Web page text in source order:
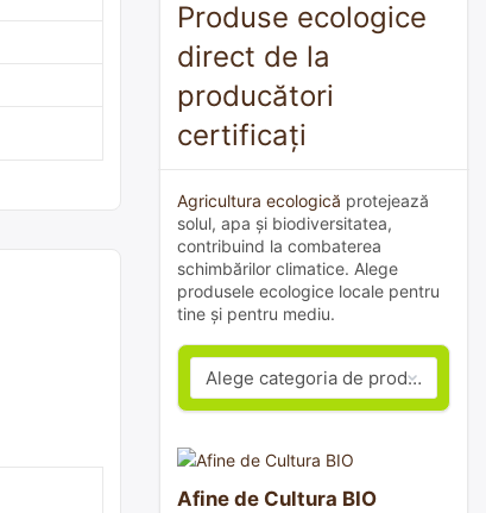
Produse ecologice
direct de la
producători
certificați
Agricultura ecologică protejează
solul, apa și biodiversitatea,
contribuind la combaterea
schimbărilor climatice. Alege
produsele ecologice locale pentru
tine și pentru mediu.
Afine de Cultura BIO